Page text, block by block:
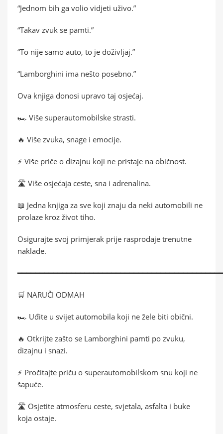
“Jednom bih ga volio vidjeti uživo.”
“Takav zvuk se pamti.”
“To nije samo auto, to je doživljaj.”
“Lamborghini ima nešto posebno.”
Ova knjiga donosi upravo taj osjećaj.
🏎️ Više superautomobilske strasti.
🔥 Više zvuka, snage i emocije.
⚡ Više priče o dizajnu koji ne pristaje na običnost.
🛣️ Više osjećaja ceste, sna i adrenalina.
📖 Jedna knjiga za sve koji znaju da neki automobili ne
prolaze kroz život tiho.
Osigurajte svoj primjerak prije rasprodaje trenutne
naklade.
🛒 NARUČI ODMAH
🏎️ Uđite u svijet automobila koji ne žele biti obični.
🔥 Otkrijte zašto se Lamborghini pamti po zvuku,
dizajnu i snazi.
⚡ Pročitajte priču o superautomobilskom snu koji ne
šapuće.
🛣️ Osjetite atmosferu ceste, svjetala, asfalta i buke
koja ostaje.